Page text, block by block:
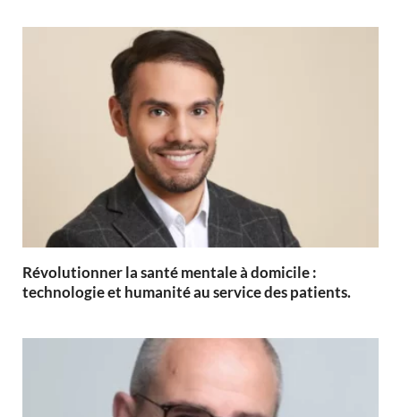
Révolutionner la santé mentale à domicile :
technologie et humanité au service des patients.